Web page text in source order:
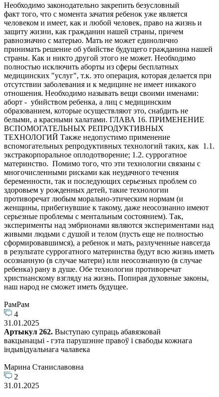
Необходимо законодательно закрепить безусловный
факт того, что с момента зачатия ребенок уже является
человеком и имеет, как и любой человек, право на жизнь и
защиту жизни, как гражданин нашей страны, причем
равнозначно с матерью. Мать не может единолично
принимать решение об убийстве будущего гражданина нашей
страны. Как и никто другой этого не может. Необходимо
полностью исключить аборты из сферы бесплатных
медицинских "услуг", т.к. это операция, которая делается при
отсутствии заболевания и к медицине не имеет никакого
отношения. Необходимо называть вещи своими именами:
аборт - убийством ребенка, а лиц с медицинским
образованием, которые осуществляют это, снабдить не
белыми, а красными халатами. ГЛАВА 16. ПРИМЕНЕНИЕ
ВСПОМОГАТЕЛЬНЫХ РЕПРОДУКТИВНЫХ
ТЕХНОЛОГИЙ Также недопустимо применение
вспомогательных репродуктивных технологий таких, как 1.1.
экстракорпоральное оплодотворение; 1.2. суррогатное
материнство. Помимо того, что эти технологии связаны с
многочисленными рисками как неудачного течения
беременности, так и последующих серьезных проблем со
здоровьем у рожденных детей, такие технологии
противоречат любым морально-этическим нормам (и
женщины, прибегнувшие к такому, даже неосознанно имеют
серьезные проблемы с ментальным состоянием). Так,
эксперименты над эмбрионами являются экспериментами над
живыми людьми с душой и телом (пусть еще не полностью
сформировавшимся), а ребенок и мать, разлученные навсегда
в результате суррогатного материнства будут всю жизнь иметь
осознанную (в случае матери) или неосознанную (в случае
ребенка) рану в душе. Обе технологии противоречат
христианскому взгляду на жизнь. Попирая духовные законы,
наш народ не сможет иметь будущее.
РамРам
4
31.01.2025
Артыкул 262. Выступаю супраць абавязковай
вакцынацыі - гэта парушэнне правоў і свабоды кожнага
індывідуальнага чалавека
Марина Станиславовна
2
31.01.2025